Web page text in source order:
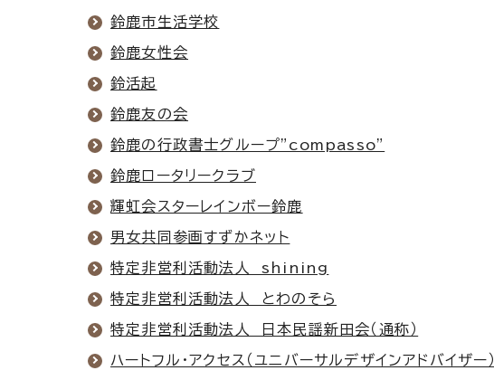
鈴鹿市生活学校
鈴鹿女性会
鈴活起
鈴鹿友の会
鈴鹿の行政書士グループ”compasso”
鈴鹿ロータリークラブ
輝虹会スターレインボー鈴鹿
男女共同参画すずかネット
特定非営利活動法人 shining
特定非営利活動法人 とわのそら
特定非営利活動法人 日本民謡新田会（通称）
ハートフル・アクセス（ユニバーサルデザインアドバイザー）